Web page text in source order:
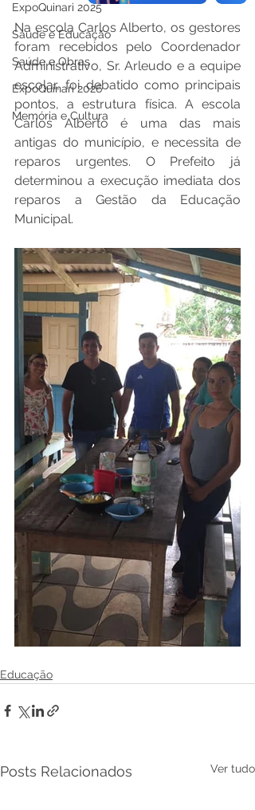
ExpoQuinari 2025
Saúde e Educação
Saúde e Obras
ExpoQuinari 2026
Memória e Cultura
Na escola Carlos Alberto, os gestores
foram recebidos pelo Coordenador
Administrativo, Sr. Arleudo e a equipe
escolar, foi debatido como principais
pontos, a estrutura física. A escola
Carlos Alberto é uma das mais
antigas do município, e necessita de
reparos urgentes. O Prefeito já
determinou a execução imediata dos
reparos a Gestão da Educação
Municipal.
Educação
Posts Relacionados Ver tudo